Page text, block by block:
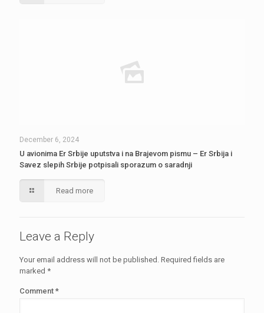
December 6, 2024
U avionima Er Srbije uputstva i na Brajevom pismu – Er Srbija i
Savez slepih Srbije potpisali sporazum o saradnji
Read more
Leave a Reply
Your email address will not be published. Required fields are
marked *
Comment *